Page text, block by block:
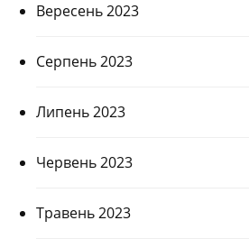
Вересень 2023
Серпень 2023
Липень 2023
Червень 2023
Травень 2023